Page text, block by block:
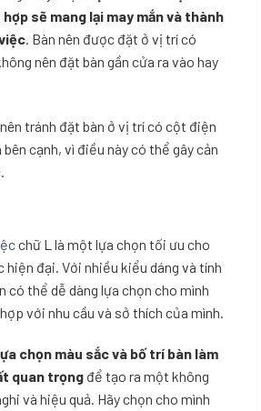
sẽ mang lại may mắn và thành
. Bàn nên được đặt ở vị trí có
nên đặt bàn gần cửa ra vào hay
tránh đặt bàn ở vị trí có cột điện
cạnh, vì điều này có thể gây cản
chữ L là một lựa chọn tối ưu cho
hiện đại. Với nhiều kiểu dáng và tính
có thể dễ dàng lựa chọn cho mình
với nhu cầu và sở thích của mình.
chọn màu sắc và bố trí bàn làm
quan trọng để tạo ra một không
và hiệu quả. Hãy chọn cho mình